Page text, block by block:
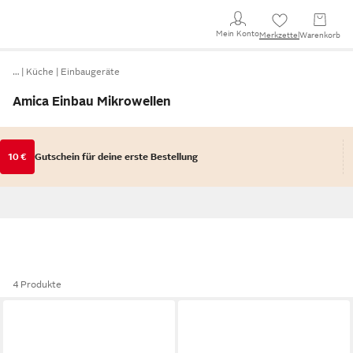
Mein KontoMerkzettel Warenkorb
… Küche Einbaugeräte
Amica Einbau Mikrowellen
10 € Gutschein für deine erste Bestellung
4 Produkte